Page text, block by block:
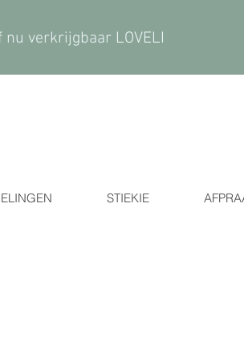
nu verkrijgbaar LOVELI
STIEKIE